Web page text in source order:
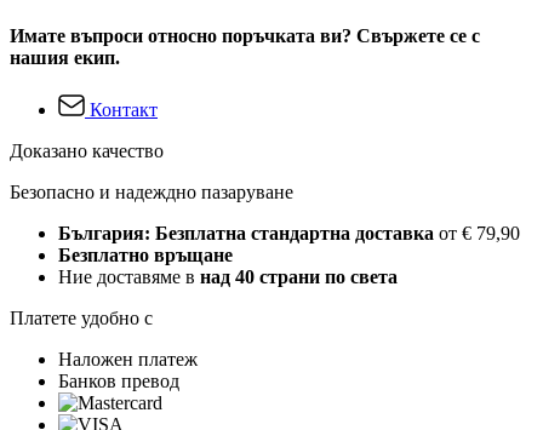
Имате въпроси относно поръчката ви? Свържете се с
нашия екип.
Контакт
Доказано качество
Безопасно и надеждно пазаруване
България: Безплатна стандартна доставка от € 79,90
Безплатно връщане
Ние доставяме в над 40 страни по света
Платете удобно с
Наложен платеж
Банков превод